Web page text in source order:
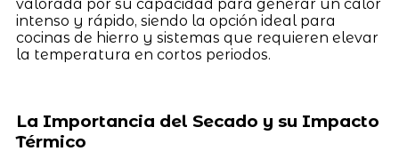
valorada por su capacidad para generar un calor
intenso y rápido, siendo la opción ideal para
cocinas de hierro y sistemas que requieren elevar
la temperatura en cortos periodos.
La Importancia del Secado y su Impacto
Térmico